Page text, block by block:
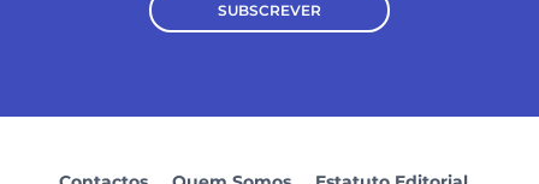
SUBSCREVER